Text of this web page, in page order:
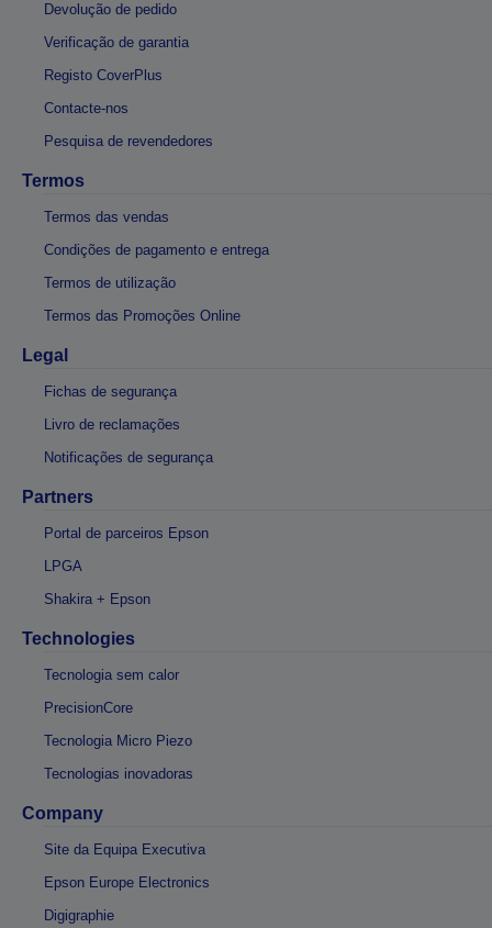
Devolução de pedido
Verificação de garantia
Registo CoverPlus
Contacte-nos
Pesquisa de revendedores
Termos
Termos das vendas
Condições de pagamento e entrega
Termos de utilização
Termos das Promoções Online
Legal
Fichas de segurança
Livro de reclamações
Notificações de segurança
Partners
Portal de parceiros Epson
LPGA
Shakira + Epson
Technologies
Tecnologia sem calor
PrecisionCore
Tecnologia Micro Piezo
Tecnologias inovadoras
Company
Site da Equipa Executiva
Epson Europe Electronics
Digigraphie